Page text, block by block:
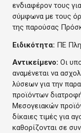
ενδιαφέρον τους
σύμφωνα με τους
της παρούσας
Ειδικότητα: ΠΕ
Αντικείμενο: Οι
αναμένεται να
λύσεων για την
προϊόντων
Μεσογειακών
δίκαιες τιμές για
καθορίζονται σε